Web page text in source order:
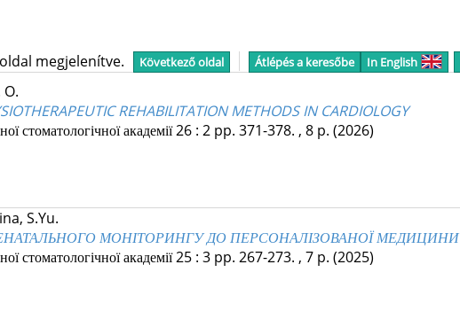
megjelenítve. Következő oldal Átlépés a keresőbe In English
REHABILITATION METHODS IN CARDIOLOGY
стоматологічної академії26: 2 pp. 371-378. , 8 p. (2026)
S.Yu.
МОНІТОРИНГУ ДО ПЕРСОНАЛІЗОВАНОЇ МЕДИЦИНИ
стоматологічної академії25: 3 pp. 267-273. , 7 p. (2025)